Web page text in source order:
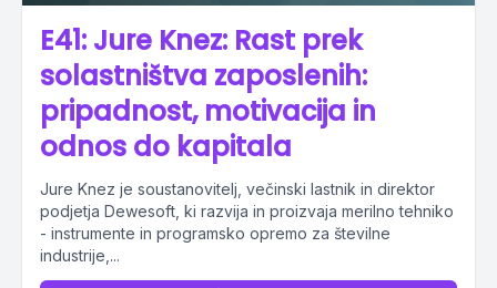
E41: Jure Knez: Rast prek
solastništva zaposlenih:
pripadnost, motivacija in
odnos do kapitala
Jure Knez je soustanovitelj, večinski lastnik in direktor
podjetja Dewesoft, ki razvija in proizvaja merilno tehniko
- instrumente in programsko opremo za številne
industrije,...